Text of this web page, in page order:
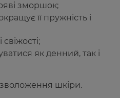
зморшок;
її пружність і
як денний, так і
шкіри.